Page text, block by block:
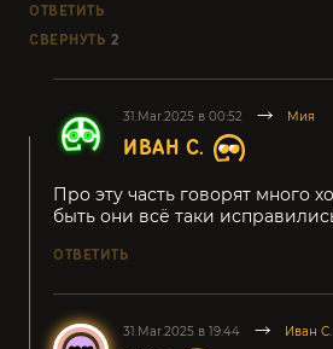
ОТВЕТИТЬ
СВЕРНУТЬ 2
31.Mar.2025 в 00:52 Мия
ИВАН С.
Про эту часть говорят много
быть они всё таки
ОТВЕТИТЬ
31.Mar.2025 в 19:44 Иван С.